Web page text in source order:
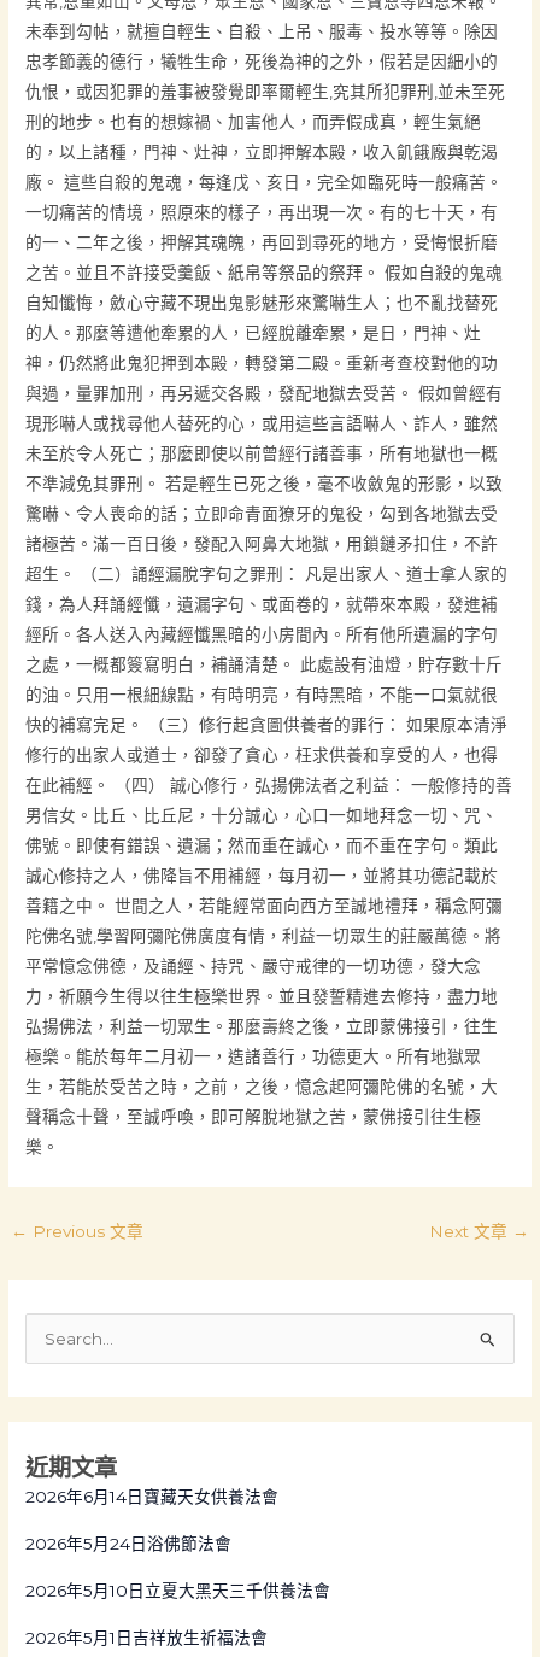
c
h
f
:
近期文章
2026年6月14日寶藏天女供養法會
2026年5月24日浴佛節法會
2026年5月10日立夏大黑天三千供養法會
2026年5月1日吉祥放生祈福法會
未奉到勾帖，就擅自輕生、自殺、上吊、服毒、投水等等。除因
忠孝節義的德行，犧牲生命，死後為神的之外，假若是因細小的
仇恨，或因犯罪的羞事被發覺即率爾輕生,究其所犯罪刑,並未至死
刑的地步。也有的想嫁禍、加害他人，而弄假成真，輕生氣絕
的，以上諸種，門神、灶神，立即押解本殿，收入飢餓廠與乾渴
廠。 這些自殺的鬼魂，每逢戊、亥日，完全如臨死時一般痛苦。
一切痛苦的情境，照原來的樣子，再出現一次。有的七十天，有
的一、二年之後，押解其魂魄，再回到尋死的地方，受悔恨折磨
之苦。並且不許接受羹飯、紙帛等祭品的祭拜。 假如自殺的鬼魂
自知懺悔，斂心守藏不現出鬼影魅形來驚嚇生人；也不亂找替死
的人。那麼等遭他牽累的人，已經脫離牽累，是日，門神、灶
神，仍然將此鬼犯押到本殿，轉發第二殿。重新考查校對他的功
與過，量罪加刑，再另遞交各殿，發配地獄去受苦。 假如曾經有
現形嚇人或找尋他人替死的心，或用這些言語嚇人、詐人，雖然
未至於令人死亡；那麼即使以前曾經行諸善事，所有地獄也一概
不準減免其罪刑。 若是輕生已死之後，毫不收斂鬼的形影，以致
驚嚇、令人喪命的話；立即命青面獠牙的鬼役，勾到各地獄去受
諸極苦。滿一百日後，發配入阿鼻大地獄，用鎖鏈矛扣住，不許
超生。 （二）誦經漏脫字句之罪刑： 凡是出家人、道士拿人家的
錢，為人拜誦經懺，遺漏字句、或面卷的，就帶來本殿，發進補
經所。各人送入內藏經懺黑暗的小房間內。所有他所遺漏的字句
之處，一概都簽寫明白，補誦清楚。 此處設有油燈，貯存數十斤
的油。只用一根細線點，有時明亮，有時黑暗，不能一口氣就很
快的補寫完足。 （三）修行起貪圖供養者的罪行： 如果原本清淨
修行的出家人或道士，卻發了貪心，枉求供養和享受的人，也得
在此補經。 （四） 誠心修行，弘揚佛法者之利益： 一般修持的善
男信女。比丘、比丘尼，十分誠心，心口一如地拜念一切、咒、
佛號。即使有錯誤、遺漏；然而重在誠心，而不重在字句。類此
誠心修持之人，佛降旨不用補經，每月初一，並將其功德記載於
善籍之中。 世間之人，若能經常面向西方至誠地禮拜，稱念阿彌
陀佛名號,學習阿彌陀佛廣度有情，利益一切眾生的莊嚴萬德。將
平常憶念佛德，及誦經、持咒、嚴守戒律的一切功德，發大念
力，祈願今生得以往生極樂世界。並且發誓精進去修持，盡力地
弘揚佛法，利益一切眾生。那麼壽終之後，立即蒙佛接引，往生
極樂。能於每年二月初一，造諸善行，功德更大。所有地獄眾
生，若能於受苦之時，之前，之後，憶念起阿彌陀佛的名號，大
聲稱念十聲，至誠呼喚，即可解脫地獄之苦，蒙佛接引往生極
樂。
← Previous 文章 Next 文章 →